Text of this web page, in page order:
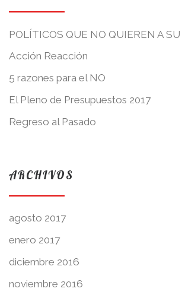
POLÍTICOS QUE NO QUIEREN A
Acción Reacción
5 razones para el NO
El Pleno de Presupuestos 2017
Regreso al Pasado
ARCHIVOS
agosto 2017
enero 2017
diciembre 2016
noviembre 2016